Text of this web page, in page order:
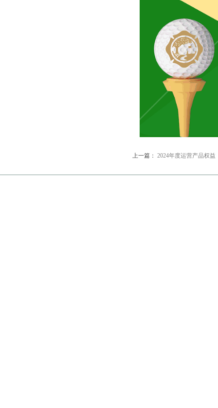
上一篇： 2024年度运营产品权益